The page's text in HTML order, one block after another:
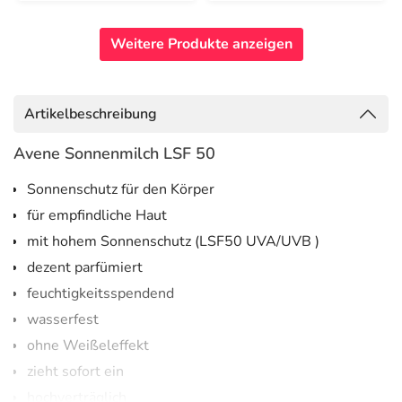
Weitere Produkte anzeigen
Artikelbeschreibung
Avene Sonnenmilch LSF 50
Sonnenschutz für den Körper
für empfindliche Haut
mit hohem Sonnenschutz (LSF50 UVA/UVB )
dezent parfümiert
feuchtigkeitsspendend
wasserfest
ohne Weißeleffekt
zieht sofort ein